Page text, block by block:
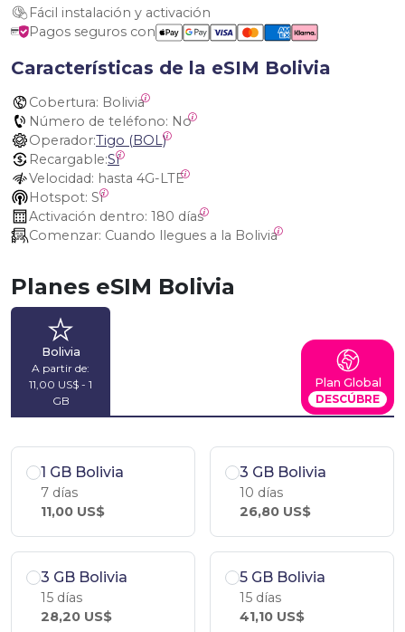
Fácil instalación y activación
Pagos seguros con
Características de la eSIM Bolivia
Cobertura: Bolivia
Número de teléfono: No
Operador:Tigo (BOL)
Recargable:Sí
Velocidad: hasta 4G-LTE
Hotspot: Sí
Activación dentro: 180 días
Comenzar: Cuando llegues a la Bolivia
Planes eSIM Bolivia
Bolivia
A partir de:
11,00 US$ - 1
GB
Plan Global
DESCÚBRE
1 GB Bolivia
7 días
11,00 US$
3 GB Bolivia
10 días
26,80 US$
3 GB Bolivia
15 días
28,20 US$
5 GB Bolivia
15 días
41,10 US$